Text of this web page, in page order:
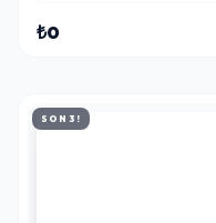
₺0
SON 3!